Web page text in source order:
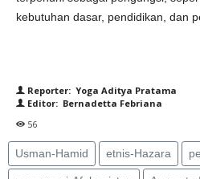
kebutuhan dasar, pendidikan, dan
Reporter: Yoga Aditya Pratama
Editor: Bernadetta Febriana
56
Usman-Hamid etnis-Hazara